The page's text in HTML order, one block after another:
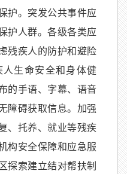
护。突发公共事件应
护人群。各级各类应
残疾人的防护和避险
生命安全和身体健
的手语、字幕、语音
障碍获取信息。加强
、托养、就业等残疾
构安全保障和应急服
探索建立结对帮扶制